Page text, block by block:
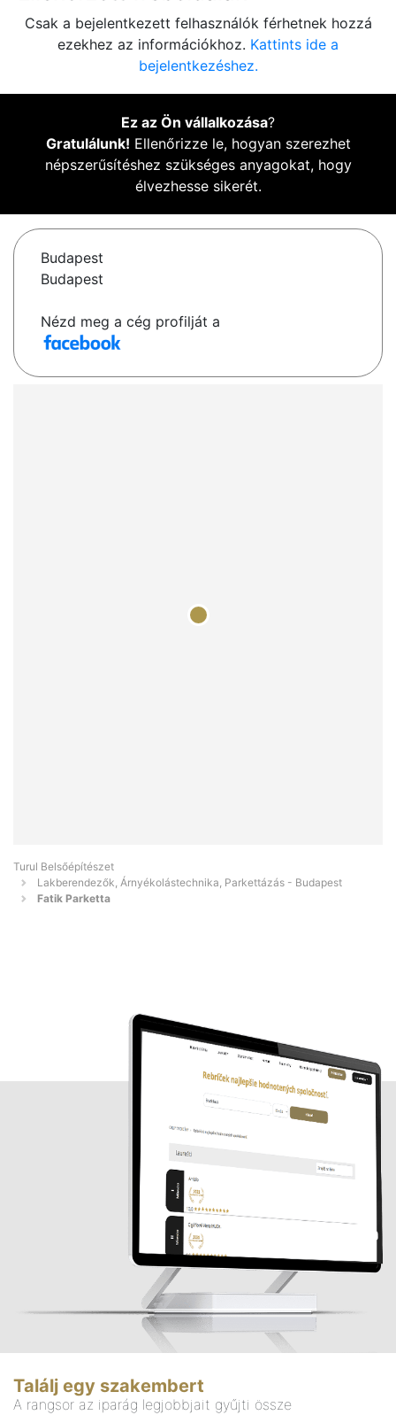
Csak a bejelentkezett felhasználók férhetnek hozzá
ezekhez az információkhoz. Kattints ide a
bejelentkezéshez.
Ez az Ön vállalkozása?
Gratulálunk! Ellenőrizze le, hogyan szerezhet
népszerűsítéshez szükséges anyagokat, hogy
élvezhesse sikerét.
Budapest
Budapest
Nézd meg a cég profilját a
Turul Belsőépítészet
Lakberendezők, Árnyékolástechnika, Parkettázás - Budapest
Fatik Parketta
Találj egy szakembert
A rangsor az iparág legjobbjait gyűjti össze